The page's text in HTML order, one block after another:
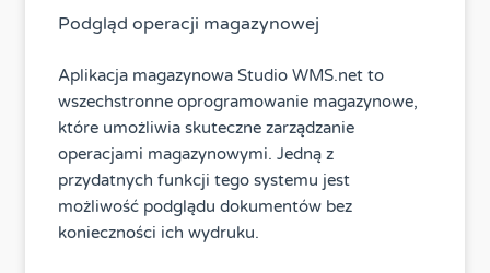
Podgląd operacji magazynowej
Aplikacja magazynowa Studio WMS.net to
wszechstronne oprogramowanie magazynowe,
które umożliwia skuteczne zarządzanie
operacjami magazynowymi. Jedną z
przydatnych funkcji tego systemu jest
możliwość podglądu dokumentów bez
konieczności ich wydruku.